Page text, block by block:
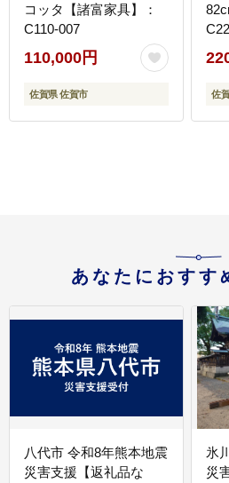
コッタ【諸富家具】：
C110-007
110,000円
佐賀県 佐賀市 佐
あなたにおすす
八代市 令和8年熊本地震
災害支援【返礼品な
氷
災